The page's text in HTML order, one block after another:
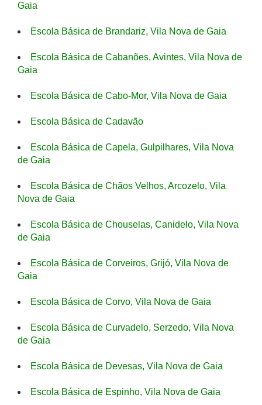
Gaia
Escola Básica de Brandariz, Vila Nova de Gaia
Escola Básica de Cabanões, Avintes, Vila Nova de
Gaia
Escola Básica de Cabo-Mor, Vila Nova de Gaia
Escola Básica de Cadavão
Escola Básica de Capela, Gulpilhares, Vila Nova
de Gaia
Escola Básica de Chãos Velhos, Arcozelo, Vila
Nova de Gaia
Escola Básica de Chouselas, Canidelo, Vila Nova
de Gaia
Escola Básica de Corveiros, Grijó, Vila Nova de
Gaia
Escola Básica de Corvo, Vila Nova de Gaia
Escola Básica de Curvadelo, Serzedo, Vila Nova
de Gaia
Escola Básica de Devesas, Vila Nova de Gaia
Escola Básica de Espinho, Vila Nova de Gaia